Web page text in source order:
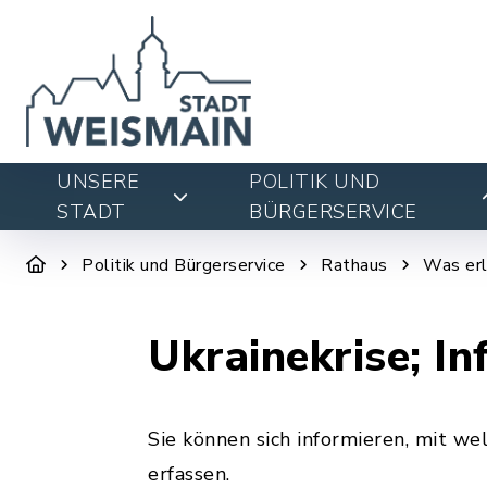
UNSERE
STADT
POLITIK UND
BÜRGERSERVICE
Politik und Bürgerservice Rathaus Was
Ukrainekrise;
Sie können sich informieren, mit
erfassen.